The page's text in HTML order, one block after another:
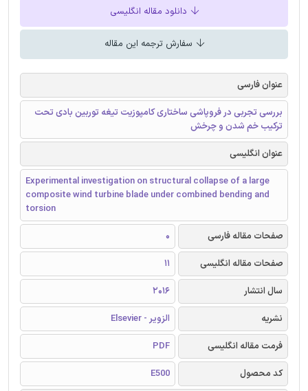
دانلود مقاله انگلیسی
سفارش ترجمه این مقاله
عنوان فارسی
بررسی تجربی در فروپاشی ساختاری کامپوزیت تیغه توربین بادی تحت
ترکیب خم شدن و چرخش
عنوان انگلیسی
Experimental investigation on structural collapse of a large
composite wind turbine blade under combined bending and
torsion
صفحات مقاله فارسی
0
صفحات مقاله انگلیسی
11
سال انتشار
2016
نشریه
الزویر - Elsevier
فرمت مقاله انگلیسی
PDF
کد محصول
E500